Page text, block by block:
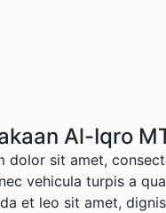
Al-Iqro
dolor sit amet,
vehicula turpis a
et leo sit amet,